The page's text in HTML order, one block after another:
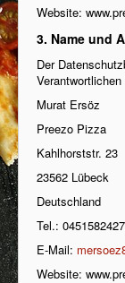
Website:
3. Name und
Der
Murat Ersöz
Preezo Pizza
Kahlhorststr. 23
23562 Lübeck
Deutschland
Tel.:
E-Mail:
Website: